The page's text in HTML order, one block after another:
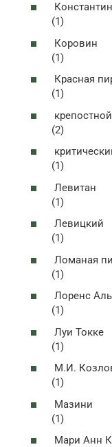
(1)
Коровин
(1)
Красная
(1)
(2)
(1)
Левитан
(1)
Левицкий
(1)
Ломаная
(1)
Лоренс
(1)
Луи Токке
(1)
М.И.
(1)
Мазини
(1)
Мари Анн